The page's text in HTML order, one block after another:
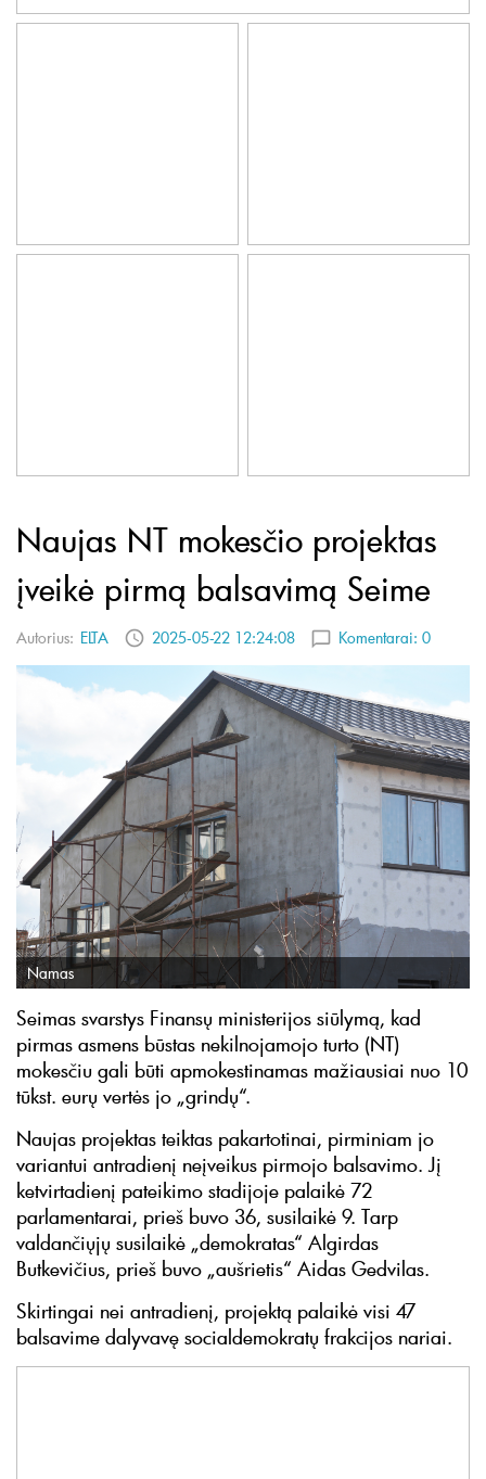
Naujas NT mokesčio projektas
įveikė pirmą balsavimą Seime
Autorius: ELTA 2025-05-22 12:24:08 Komentarai: 0
Namas
Seimas svarstys Finansų ministerijos siūlymą, kad
pirmas asmens būstas nekilnojamojo turto (NT)
mokesčiu gali būti apmokestinamas mažiausiai nuo 10
tūkst. eurų vertės jo „grindų“.
Naujas projektas teiktas pakartotinai, pirminiam jo
variantui antradienį neįveikus pirmojo balsavimo. Jį
ketvirtadienį pateikimo stadijoje palaikė 72
parlamentarai, prieš buvo 36, susilaikė 9. Tarp
valdančiųjų susilaikė „demokratas“ Algirdas
Butkevičius, prieš buvo „aušrietis“ Aidas Gedvilas.
Skirtingai nei antradienį, projektą palaikė visi 47
balsavime dalyvavę socialdemokratų frakcijos nariai.